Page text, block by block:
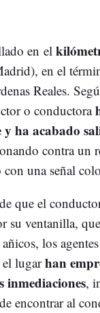
en el
en el
Reales.
o conductora
ha acabado
contra un
una señal
que el
su ventanilla,
los
el lugarhan
inmediaciones,
encontrar al